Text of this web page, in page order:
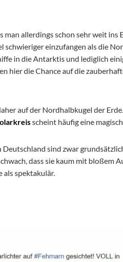
man allerdings schon sehr weit ins
einzufangen als die
in die Antarktis und lediglich
hier die Chance auf die
auf der Nordhalbkugel der
scheint häufig eine
sind zwar
dass sie kaum mit bloßem
als spektakulär.